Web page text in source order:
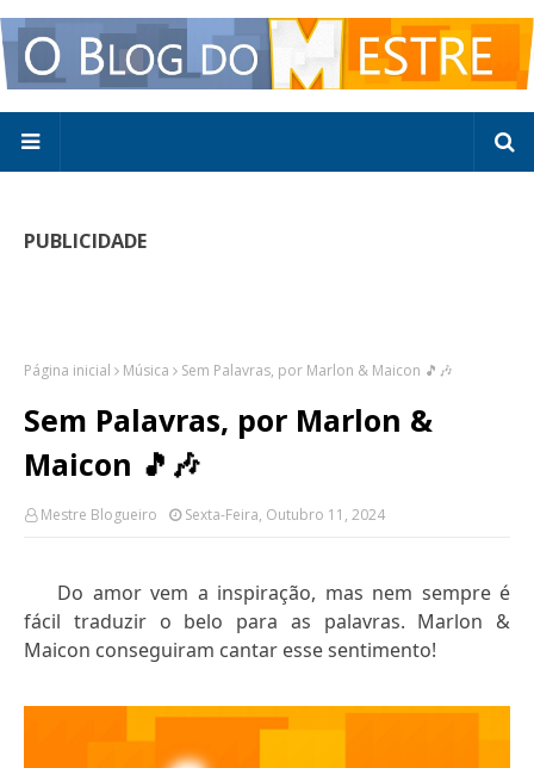
PUBLICIDADE
Página inicial Música Sem Palavras, por Marlon & Maicon 🎵🎶
Sem Palavras, por Marlon &
Maicon 🎵🎶
Mestre Blogueiro Sexta-Feira, Outubro 11, 2024
Do amor vem a inspiração, mas nem sempre é
fácil traduzir o belo para as palavras. Marlon &
Maicon conseguiram cantar esse sentimento!